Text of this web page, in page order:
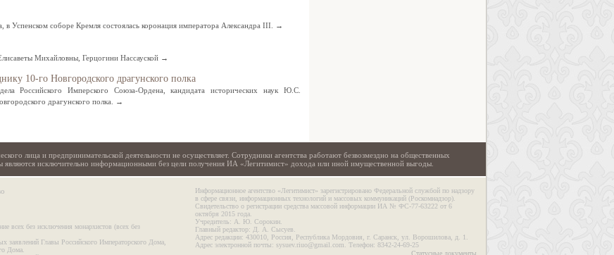
Успенском соборе Кремля состоялась коронация императора Александра III. →
Михайловны, Герцогини Нассауской →
10-го Новгородского драгунского полка
Российского Имперского Союза-Ордена, кандидата исторических наук Ю.С.
драгунского полка. →
лица и предпринимательской деятельности не осуществляет. Сотрудники агентства работают безвозмездно на общественных
являются исключительно информационными без цели получения ИА «Легитимист» дохода или иной имущественной выгоды.
всех без исключения монархистов (всех без
заявлений Главы Российского Императорского Дома,
Дома.
Информационное агентство «Легитимист» зарегистрировано Федеральной службой по надзору
в сфере связи, информационных технологий и массовых коммуникаций (Роскомнадзор).
Свидетельство о регистрации средства массовой информации ИА № ФС-77-63222 от 6
октября 2015 года.
Учредитель: А. Ю. Сорокин.
Главный редактор: Д. А. Сысуев.
Адрес редакции: 430010, Россия, Республика Мордовия, г. Саранск, ул. Ворошилова, д. 1.
Адрес электронной почты: sysuev.riuo@gmail.com. Телефон: 8342-24-69-25
Статусные документы